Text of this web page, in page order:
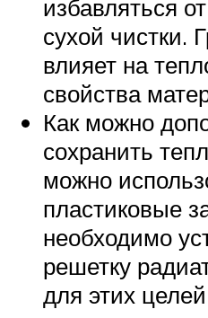
избавляться
сухой чистки.
влияет на
свойства
Как можно
сохранить
можно
пластиковые
необходимо
решетку
для этих